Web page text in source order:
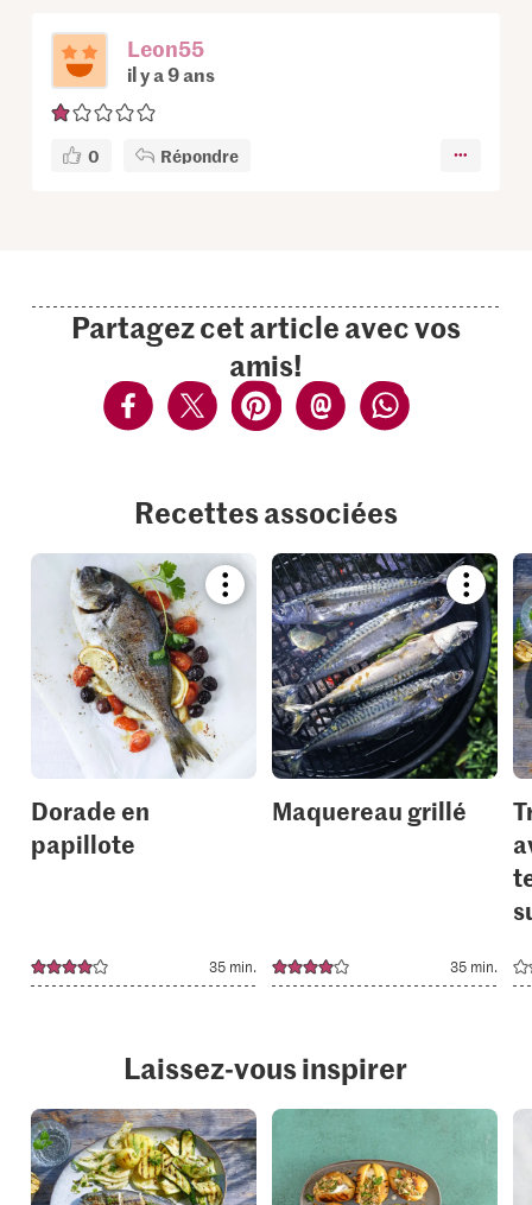
Leon55
il y a 9 ans
0 Répondre
Partagez cet article avec vos
amis!
Recettes associées
Bookmark
recipe
collections.
Dorade en
papillote
35 min.
recipe
or
add
it
to
your
Maquereau grillé
35 min.
Laissez-vous inspirer